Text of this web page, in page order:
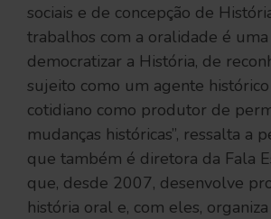
sociais e de concepção de
trabalhos com a oralidade é
democratizar a História, de
sujeito como um agente
cotidiano como produtor de
mudanças históricas”, ressalta a
que também é diretora da Fala
que, desde 2007, desenvolve
história oral e, com eles,